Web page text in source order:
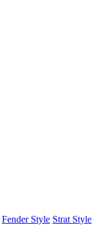
Fender Style Strat Style